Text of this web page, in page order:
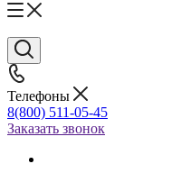
Телефоны
8(800) 511-05-45
Заказать звонок